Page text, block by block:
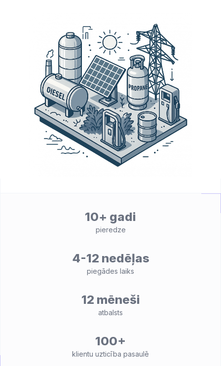
10+ gadi
pieredze
4-12 nedēļas
piegādes laiks
12 mēneši
atbalsts
100+
klientu uzticība pasaulē